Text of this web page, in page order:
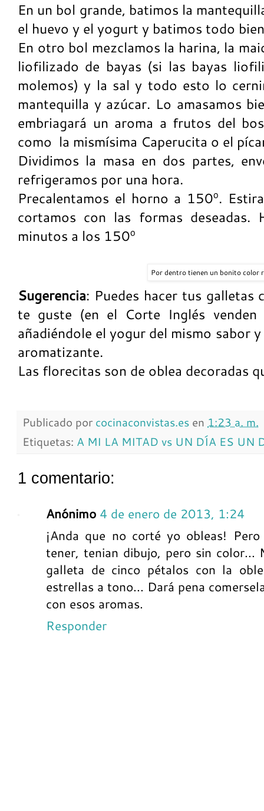
En un bol grande, batimos la
el huevo y el yogurt y batimos todo
En otro bol mezclamos la harina, la
liofilizado de bayas (si las bayas
molemos) y la sal y todo esto lo
mantequilla y azúcar. Lo amasamos
embriagará un aroma a frutos del
como la mismísima Caperucita o el
Dividimos la masa en dos partes,
refrigeramos por una hora.
Precalentamos el horno a 150º.
cortamos con las formas
minutos a los 150º
Por dentro tienen un bonito color
Sugerencia: Puedes hacer tus
te guste (en el Corte Inglés
añadiéndole el yogur del mismo sabor
aromatizante.
Las florecitas son de oblea decoradas
Publicado por cocinaconvistas.es en 1:23 a. m.
Etiquetas: A MI LA MITAD vs UN DÍA ES UN
1 comentario:
Anónimo 4 de enero de 2013, 1:24
¡Anda que no corté yo obleas!
tener, tenian dibujo, pero sin color...
galleta de cinco pétalos con la
estrellas a tono... Dará pena
con esos aromas.
Responder